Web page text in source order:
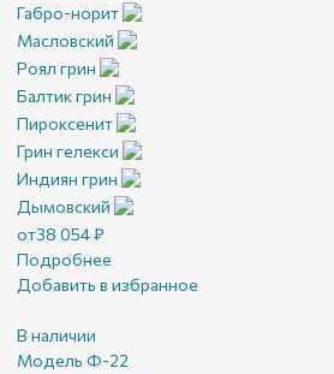
Габро-норит
Масловский
Роял грин
Балтик грин
Пироксенит
Грин гелекси
Индиян грин
Дымовский
от38 054₽
Подробнее
Добавить в избранное
В наличии
Модель Ф-22